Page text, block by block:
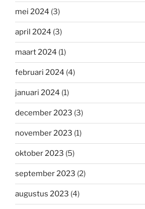
mei 2024 (3)
april 2024 (3)
maart 2024 (1)
februari 2024 (4)
januari 2024 (1)
december 2023 (3)
november 2023 (1)
oktober 2023 (5)
september 2023 (2)
augustus 2023 (4)